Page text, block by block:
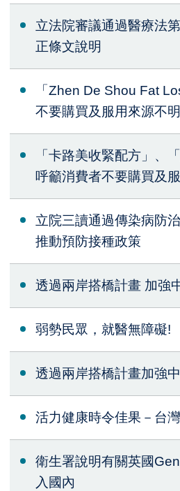
立法院審議通過醫療法
正條文說明
「Zhen De Shou Fat
不要購買及服用來源不
「卡路美收緊配方」、
呼籲消費者不要購買及
立院三讀通過傳染病防
推動預防接種政策
透過兩岸搭橋計畫 加強
弱勢民眾，就醫無障礙!
透過兩岸搭橋計畫加強
活力健康時令佳果－台
衛生署說明有關英國
入國內